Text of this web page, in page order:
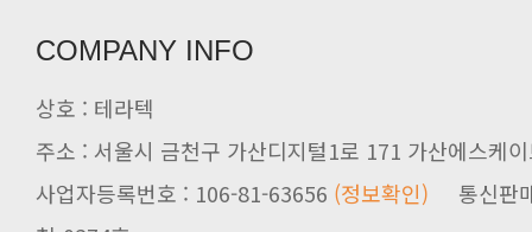
COMPANY INFO
상호 : 테라텍
주소 : 서울시 금천구 가산디지털1로 171 가산에스케
사업자등록번호 : 106-81-63656 (정보확인)